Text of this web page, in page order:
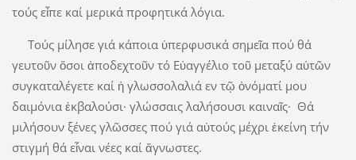
τούς εἶπε καί μερικά προφητικά λόγια.
Τούς μίλησε γιά κάποια ὑπερφυσικά σημεῖα πού θά
γευτοῦν ὅσοι ἀποδεχτοῦν τό Εὐαγγέλιο τοῦ μεταξύ αὐτῶν
συγκαταλέγετε καί ἡ γλωσσολαλιά εν τῷ ὀνόματί μου
δαιμόνια ἐκβαλούσι· γλώσσαις λαλήσουσι καιναῖς· Θά
μιλήσουν ξένες γλῶσσες πού γιά αὐτούς μέχρι ἐκείνη τήν
στιγμή θά εἶναι νέες καί ἄγνωστες.